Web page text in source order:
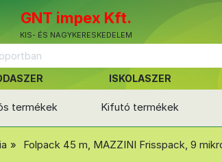
GNT impex Kft.
KIS- ÉS NAGYKERESKEDELEM
ISKOLASZER
termékek Kifutó termékek
Folpack 45 m, MAZZINI Frisspack, 9